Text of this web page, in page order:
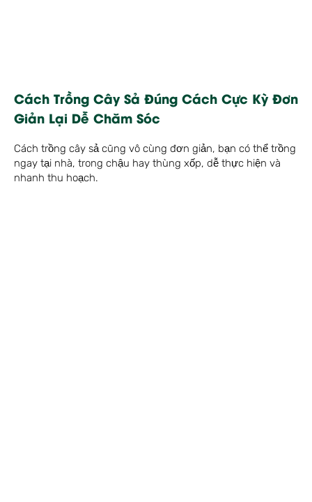
Cách Trồng Cây Sả Đúng Cách Cực Kỳ Đơn
Giản Lại Dễ Chăm Sóc
Cách trồng cây sả cũng vô cùng đơn giản, bạn có thể trồng
ngay tại nhà, trong chậu hay thùng xốp, dễ thực hiện và
nhanh thu hoạch.